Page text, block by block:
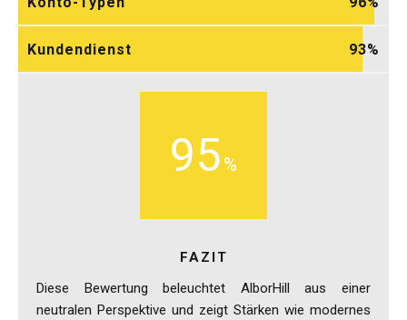
Kundendienst 93
95
FAZIT
Diese Bewertung beleuchtet AlborHill aus einer
neutralen Perspektive und zeigt Stärken wie modernes